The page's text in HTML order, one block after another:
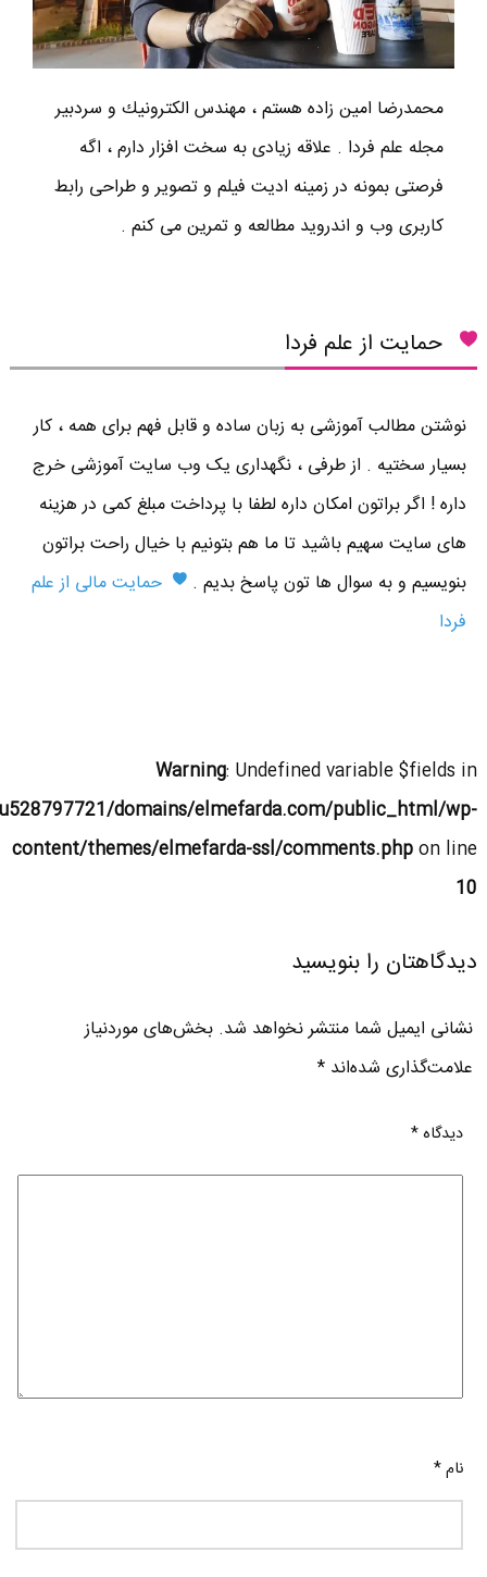
محمدرضا امين زاده هستم ، مهندس الكترونيك و سردبير
مجله علم فردا . علاقه زیادی به سخت افزار دارم ، اگه
فرصتی بمونه در زمینه ادیت فیلم و تصویر و طراحی رابط
کاربری وب و اندروید مطالعه و تمرین می کنم .
حمایت از علم فردا
نوشتن مطالب آموزشی به زبان ساده و قابل فهم برای همه ، کار
بسیار سختیه . از طرفی ، نگهداری یک وب سایت آموزشی خرج
داره ! اگر براتون امکان داره لطفا با پرداخت مبلغ کمی در هزینه
های سایت سهیم باشید تا ما هم بتونیم با خیال راحت براتون
بنویسیم و به سوال ها تون پاسخ بدیم .
حمایت مالی از علم
فردا
Warning: Undefined variable $fields in
domains/elmefarda.com/public_html/wp-
content/themes/elmefarda-ssl/comments.phpon line
10
دیدگاهتان را بنویسید
نشانی ایمیل شما منتشر نخواهد شد. بخش‌های موردنیاز
علامت‌گذاری شده‌اند*
دیدگاه*
نام*